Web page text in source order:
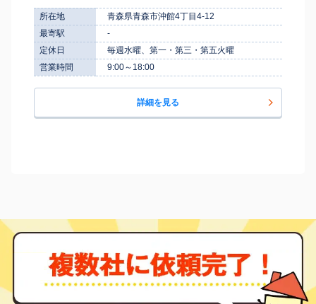
所在地
青森県青森市沖館4丁目4-12
最寄駅
-
定休日
毎週水曜、第一・第三・第五火曜
営業時間
9:00～18:00
詳細を見る